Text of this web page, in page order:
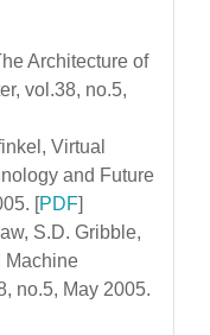
Architecture of
vol.38, no.5,
Virtual
and Future
[PDF]
S.D. Gribble,
Machine
no.5, May 2005.